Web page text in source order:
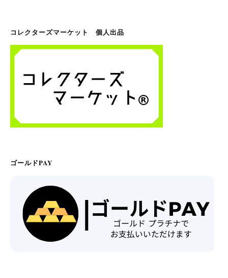
コレクターズマーケット 個人出品
ゴールドPAY